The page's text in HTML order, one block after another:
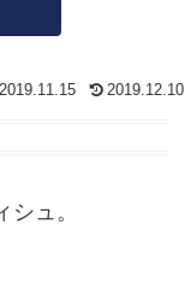
2019.11.15 2019.12.10
ュ。